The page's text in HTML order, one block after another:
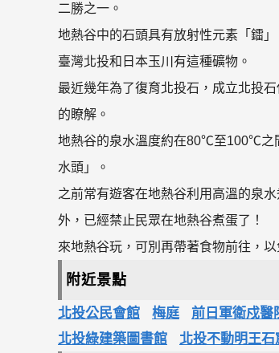
二勝之一。
地熱谷中的石頭具有放射性元素「鐳
臺灣北投和日本玉川有這種礦物。
最近幾年為了復育北投石，成立北投
的瞭解。
地熱谷的泉水溫度約在80℃至100℃之
水頭」。
之前常有遊客在地熱谷利用高溫的泉
外，已經禁止民眾在地熱谷煮蛋了！
來地熱谷玩，可別再帶著食物前往，以
附近景點
北投公民會館 梅庭 前日軍衛戍醫
北投綠建築圖書館
北投不動明王石